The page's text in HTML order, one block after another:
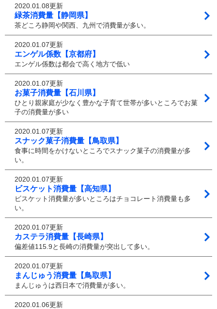
2020.01.08更新
緑茶消費量【静岡県】
茶どころ静岡や関西、九州で消費量が多い。
2020.01.07更新
エンゲル係数【京都府】
エンゲル係数は都会で高く地方で低い
2020.01.07更新
お菓子消費量【石川県】
ひとり親家庭が少なく豊かな子育て世帯が多いところでお菓
子の消費量が多い
2020.01.07更新
スナック菓子消費量【鳥取県】
食事に時間をかけないところでスナック菓子の消費量が多
い。
2020.01.07更新
ビスケット消費量【高知県】
ビスケット消費量が多いところはチョコレート消費量も多
い。
2020.01.07更新
カステラ消費量【長崎県】
偏差値115.9と長崎の消費量が突出して多い。
2020.01.07更新
まんじゅう消費量【鳥取県】
まんじゅうは西日本で消費量が多い。
2020.01.06更新